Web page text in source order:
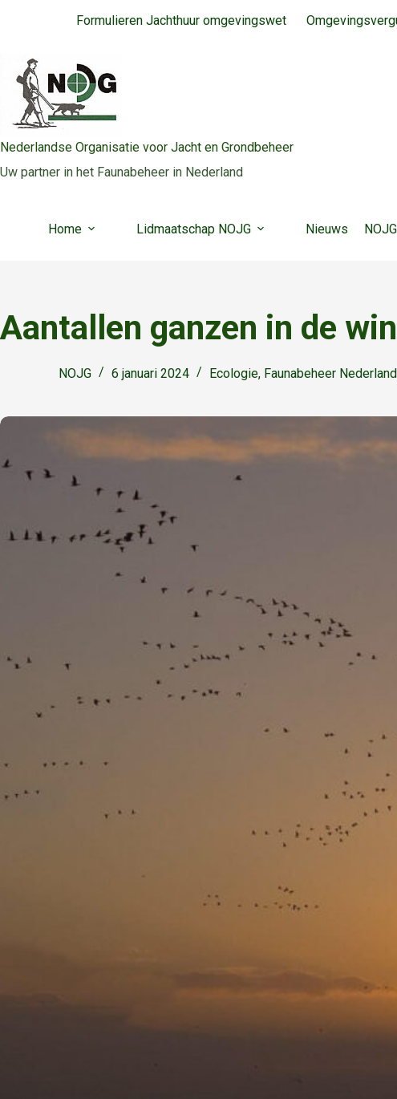
inhoud
Formulieren Jachthuur omgevingswet
Nederlandse Organisatie voor Jacht en Grondbeheer
Uw partner in het Faunabeheer in Nederland
Home Lidmaatschap NOJG Nieuws
Aantallen ganzen in de
NOJG 6 januari 2024 Ecologie, Faunabeheer Nederland